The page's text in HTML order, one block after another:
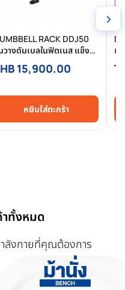
RACK DDJ50
วางดัมเบลในฟิตเนส แข็ง
รง จัดเก็บเป็นระเบียบ
หรับฟิตเนส ยิม โครงการ
15,900.00
หยิบใส่ตะกร้า
ชั้
›
ทั้งหมด
ลังกายที่คุณต้องการ